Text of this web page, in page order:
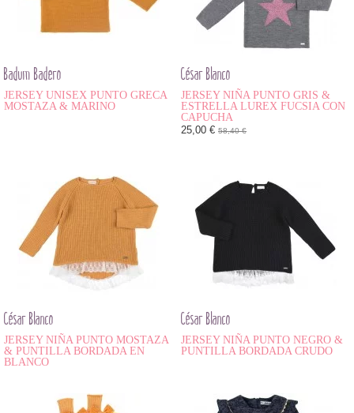
Badum Badero
JERSEY UNISEX PUNTO GRECA
MOSTAZA & MARINO
César Blanco
JERSEY NIÑA PUNTO GRIS &
ESTRELLA LUREX FUCSIA CON
CAPUCHA
25,00 € 58,40 €
César Blanco
JERSEY NIÑA PUNTO MOSTAZA
& PUNTILLA BORDADA EN
BLANCO
César Blanco
JERSEY NIÑA PUNTO NEGRO &
PUNTILLA BORDADA CRUDO